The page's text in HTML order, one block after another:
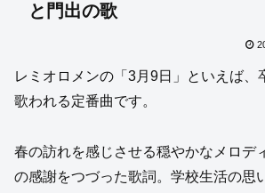
と門出の歌
レミオロメンの「3月9日」といえば、
歌われる定番曲です。
春の訪れを感じさせる穏やかなメロデ
の感謝をつづった歌詞。学校生活の思